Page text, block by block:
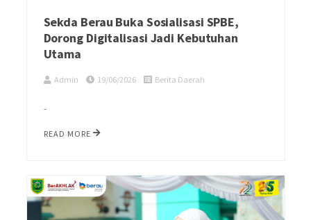
Sekda Berau Buka Sosialisasi SPBE,
Dorong Digitalisasi Jadi Kebutuhan
Utama
Admin 19/06/2026 Berita Daerah
-
READ MORE